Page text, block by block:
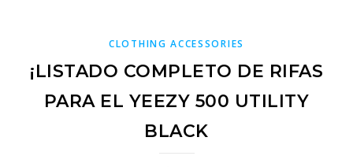
CLOTHING ACCESSORIES
¡LISTADO COMPLETO DE RIFAS
PARA EL YEEZY 500 UTILITY
BLACK